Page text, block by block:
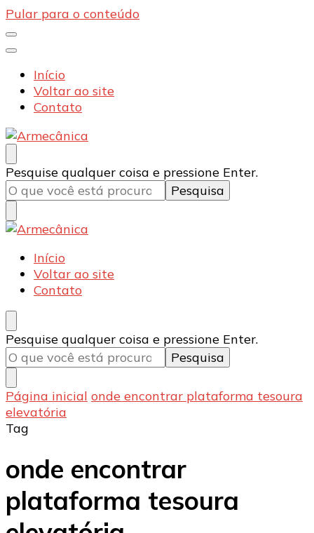
Pular para o conteúdo
Início
Voltar ao site
Contato
Armecânica
Blog
Procurando
algo?
Pesquise qualquer coisa e pressione Enter.
Armecânica
Blog
Início
Voltar ao site
Contato
Procurando
algo?
Pesquise qualquer coisa e pressione Enter.
Página inicial onde encontrar plataforma tesoura
elevatória
Tag
onde encontrar
plataforma tesoura